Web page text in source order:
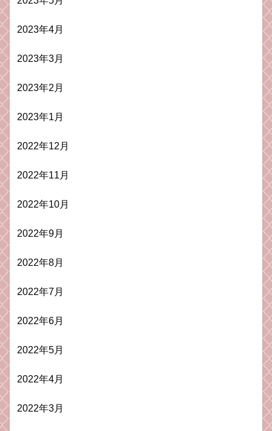
2023年4月
2023年3月
2023年2月
2023年1月
2022年12月
2022年11月
2022年10月
2022年9月
2022年8月
2022年7月
2022年6月
2022年5月
2022年4月
2022年3月